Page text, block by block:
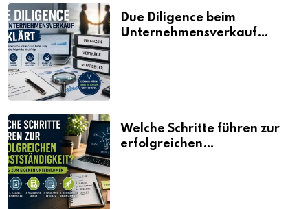
Due Diligence beim
Unternehmensverkauf
Welche Schritte führen zur
erfolgreichen